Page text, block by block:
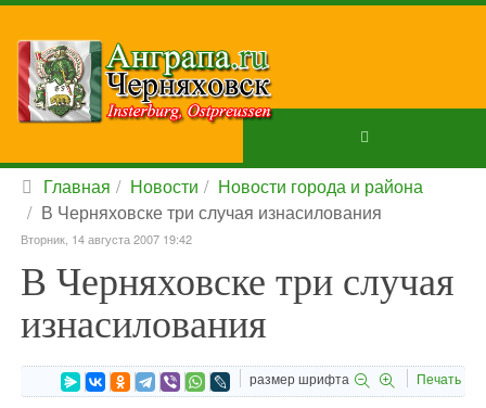
Главная Новости
Новости города и района
В Черняховске три случая изнасилования
Вторник, 14 августа 2007 19:42
В Черняховске три случая
изнасилования
размер шрифта Печать